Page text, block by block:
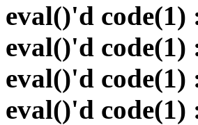
eval()'d code(1)
eval()'d code(1)
eval()'d code(1)
eval()'d code(1)